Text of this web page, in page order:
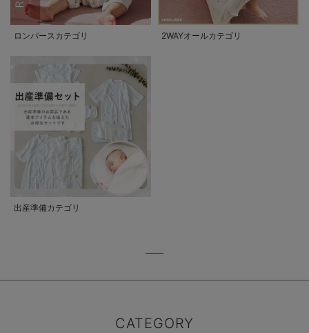
ロンパースカテゴリ 2WAYオールカテゴリ
出産準備カテゴリ
CATEGORY